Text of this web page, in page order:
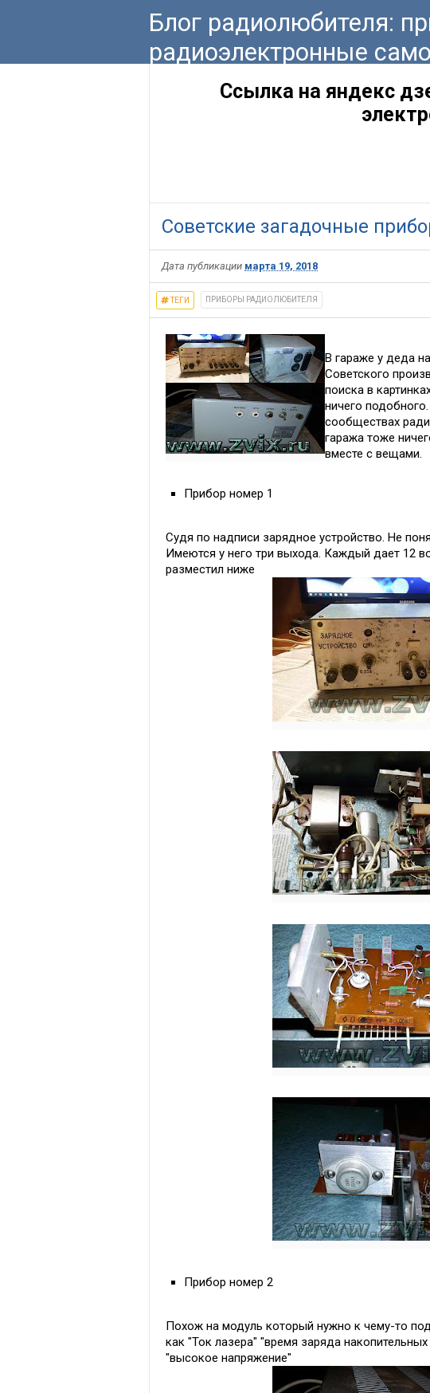
Блог радиолюбителя:
радиоэлектронные
Ссылка на яндекс
Советские загадочные
Дата публикации марта 19, 2018
ТЕГИ ПРИБОРЫ РАДИОЛЮБИТЕЛЯ
В гараже у деда
Советского
поиска в
ничего
сообществах
гаража тоже
вместе с вещами.
Прибор номер 1
Судя по надписи зарядное устройство. Не
Имеются у него три выхода. Каждый дает 12
разместил ниже
Прибор номер 2
Похож на модуль который нужно к чему-то
как "Ток лазера" "время заряда
"высокое напряжение"